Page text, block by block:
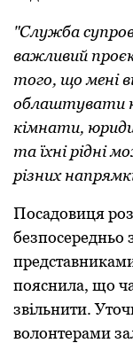
"Служба
важливий
того, що мені
облаштувати
кімнати,
та їхні рідні
різних
Посадовиця
представниками
пояснила, що
звільнити.
волонтерами